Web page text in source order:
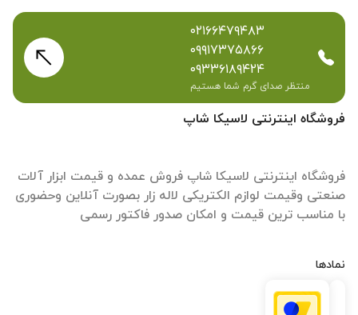
فروشگاه اینترنتی لاسیکا شاپ
فروشگاه اینترنتی لاسیکا شاپ فروش عمده و قیمت ابزار آلات
صنعتی وقیمت لوازم الکتریکی لاله زار بصورت آنلاین وحضوری
با مناسب ترین قیمت و امکان صدور فاکتور رسمی
نمادها
۰۲۱۶۶۴۷۹۴۸۳
۰۹۹۱۷۳۷۵۸۶۶
۰۹۳۳۶۱۸۹۴۲۴
منتظر صدای گرم شما هستیم